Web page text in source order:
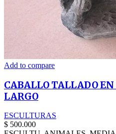
Add to compare
CABALLO TALLADO
LARGO
ESCULTURAS
$ 500.000